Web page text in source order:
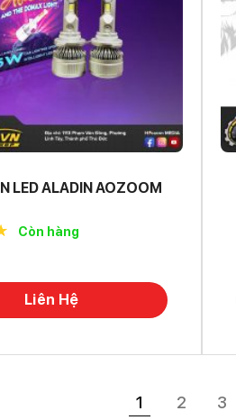
LED ALADIN AOZOOM
Còn hàng
Liên Hệ
1 2 3